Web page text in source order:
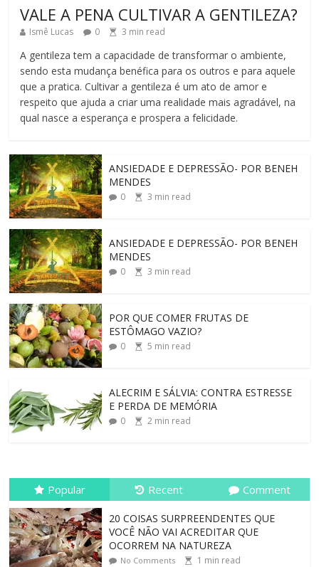
VALE A PENA CULTIVAR A GENTILEZA?
Ismê Lucas 0 3 min read
A gentileza tem a capacidade de transformar o ambiente,
sendo esta mudança benéfica para os outros e para aquele
que a pratica. Cultivar a gentileza é um ato de amor e
respeito que ajuda a criar uma realidade mais agradável, na
qual nasce a esperança e prospera a felicidade.
ANSIEDADE E DEPRESSÃO- POR BENEH
MENDES
0 3 min read
ANSIEDADE E DEPRESSÃO- POR BENEH
MENDES
0 3 min read
POR QUE COMER FRUTAS DE
ESTÔMAGO VAZIO?
0 5 min read
ALECRIM E SÁLVIA: CONTRA ESTRESSE
E PERDA DE MEMÓRIA
0 2 min read
Popular Recent Comment
20 COISAS SURPREENDENTES QUE
VOCÊ NÃO VAI ACREDITAR QUE
OCORREM NA NATUREZA
No Comments 1 min read